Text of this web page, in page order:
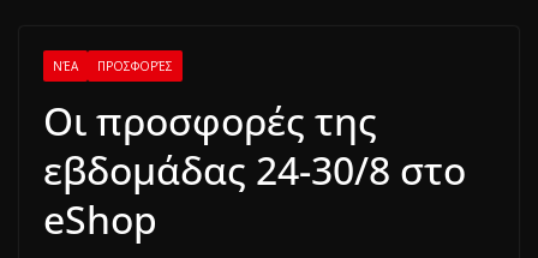
ΝΈΑ ΠΡΟΣΦΟΡΈΣ
Οι προσφορές της
εβδομάδας 24-30/8 στο
eShop